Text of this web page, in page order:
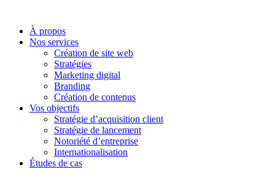
contenuÀ propos
Nos services
Création de site web
Stratégies
Marketing digital
Branding
Création de contenus
Vos objectifs
Stratégie d’acquisition client
Stratégie de lancement
Notoriété d’entreprise
Internationalisation
Études de cas